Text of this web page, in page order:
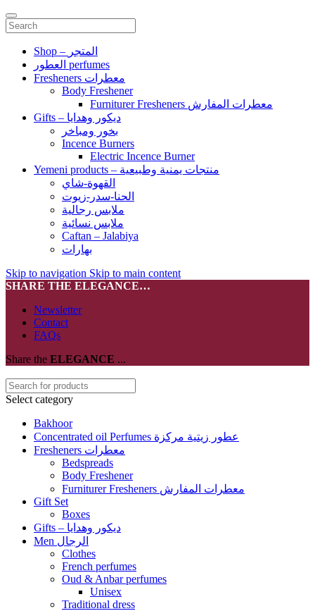
Shop – المتجر
العطور perfumes
Fresheners معطرات
Body Freshener
Furniturer Fresheners معطرات المفارش
Gifts – ديكور وهدايا
بخور ومباخر
Incence Burners
Electric Incence Burner
Yemeni products – منتجات يمنية وطبيعية
القهوة-شاي
الحنا-سدر-زيوت
ملابس رجالية
ملابس نسائية
Caftan – Jalabiya
بهارات
Skip to navigation Skip to main content
SHARE THE ELEGANCE…
Newsletter
Contact
FAQs
Share the ELEGANCE ...
Select category
Bakhoor
Concentrated oil Perfumes عطور زيتية مركزة
Fresheners معطرات
Bedspreads
Body Freshener
Furniturer Fresheners معطرات المفارش
Gift Set
Boxes
Gifts – ديكور وهدايا
Men الرجال
Clothes
French perfumes
Oud & Anbar perfumes
Unisex
Traditional dress